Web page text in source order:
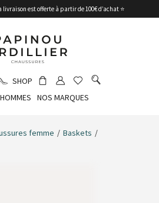
livraison est offerte à partir de 100€ d’achat ⭐
SHOP
HOMMES NOS MARQUES
femme / Baskets /